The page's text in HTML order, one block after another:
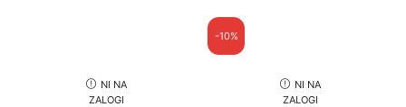
NI NA
ZALOGI
-10%
NI NA
ZALOGI